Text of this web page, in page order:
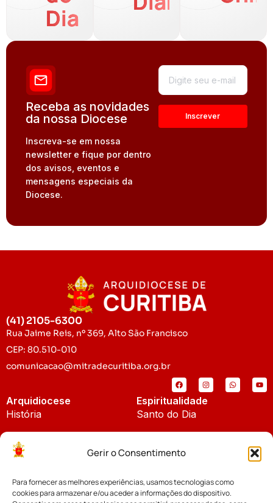
Gerir o Consentimento
Para fornecer as melhores experiências, usamos tecnologias como
cookies para armazenar e/ou aceder a informações do dispositivo.
Dia
Receba as novidades
da nossa Diocese
Inscreva-se em nossa
newsletter e fique por dentro
dos avisos, eventos e
mensagens especiais da
Diocese.
(41) 2105-6300
Rua Jaime Reis, nº 369, Alto São Francisco
CEP: 80.510-010
comunicacao@mitradecuritiba.org.br
Arquidiocese
História
Padroeira
Espiritualidade
Santo do Dia
Notícias
Notícias da Arquidiocese
Cúria Diocesana